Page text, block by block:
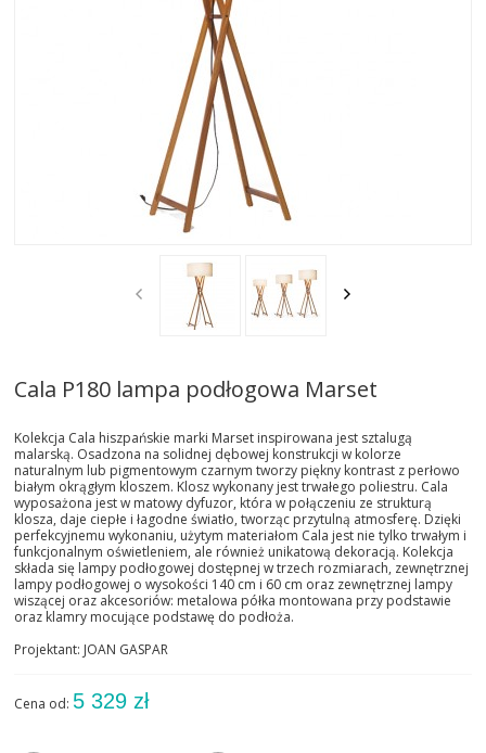
STREFA-PROJEKTANTA
Cala P180 lampa podłogowa Marset
Kolekcja Cala hiszpańskie marki Marset inspirowana jest sztalugą
malarską. Osadzona na solidnej dębowej konstrukcji w kolorze
naturalnym lub pigmentowym czarnym tworzy piękny kontrast z perłowo
białym okrągłym kloszem. Klosz wykonany jest trwałego poliestru. Cala
wyposażona jest w matowy dyfuzor, która w połączeniu ze strukturą
klosza, daje ciepłe i łagodne światło, tworząc przytulną atmosferę. Dzięki
perfekcyjnemu wykonaniu, użytym materiałom Cala jest nie tylko trwałym i
funkcjonalnym oświetleniem, ale również unikatową dekoracją. Kolekcja
składa się lampy podłogowej dostępnej w trzech rozmiarach, zewnętrznej
lampy podłogowej o wysokości 140 cm i 60 cm oraz zewnętrznej lampy
wiszącej oraz akcesoriów: metalowa półka montowana przy podstawie
oraz klamry mocujące podstawę do podłoża.
Projektant: JOAN GASPAR
Cena od: 5 329 zł